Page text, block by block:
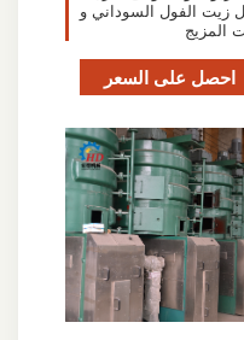
الفول السوداني و
على السعر